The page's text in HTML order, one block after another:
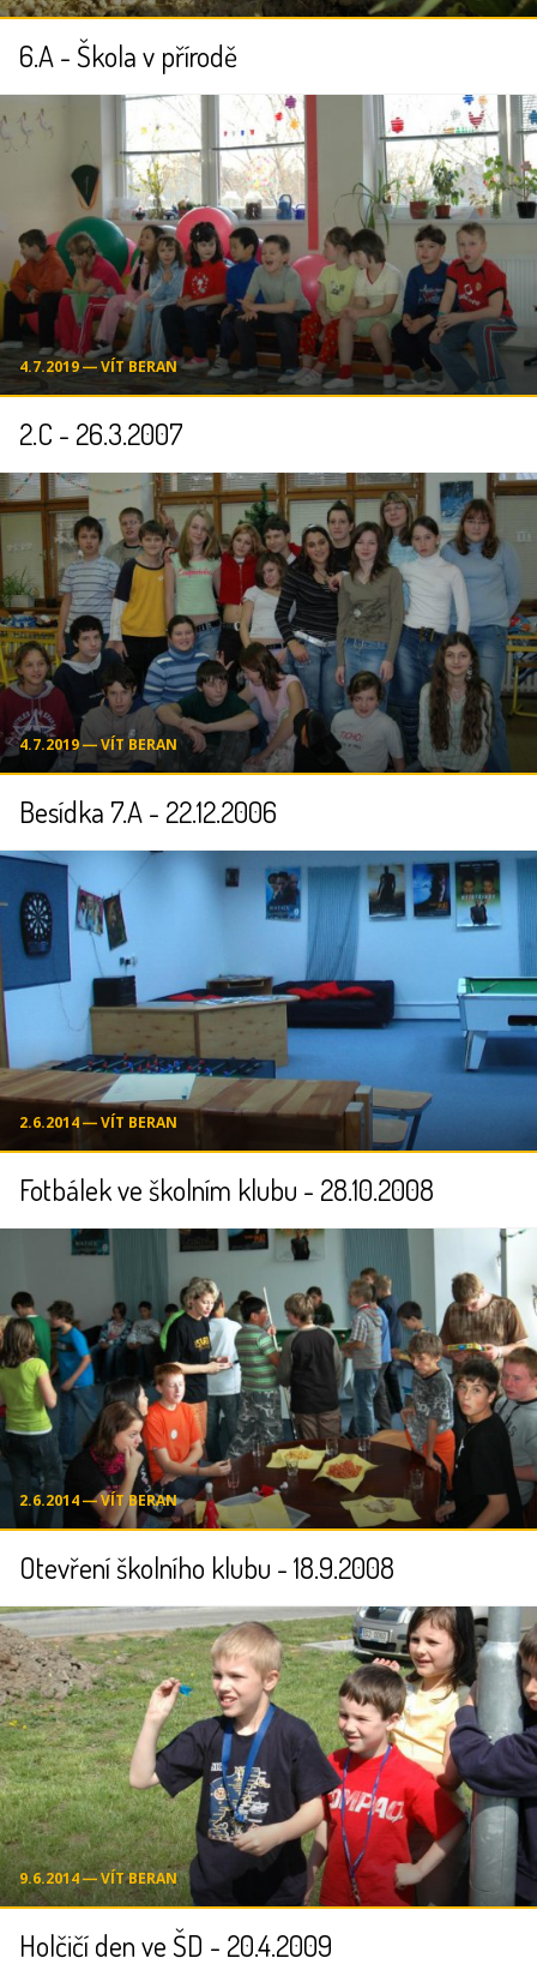
6.A - Škola v přírodě
4.7.2019 ― VÍT BERAN
2.C - 26.3.2007
4.7.2019 ― VÍT BERAN
Besídka 7.A - 22.12.2006
2.6.2014 ― VÍT BERAN
Fotbálek ve školním klubu - 28.10.2008
2.6.2014 ― VÍT BERAN
Otevření školního klubu - 18.9.2008
9.6.2014 ― VÍT BERAN
Holčičí den ve ŠD - 20.4.2009